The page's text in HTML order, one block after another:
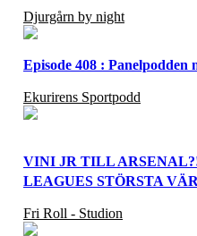
Djurgårn by night
Episode 408 : Panelpodden
Ekurirens Sportpodd
VINI JR TILL
LEAGUES STÖRSTA
Fri Roll - Studion